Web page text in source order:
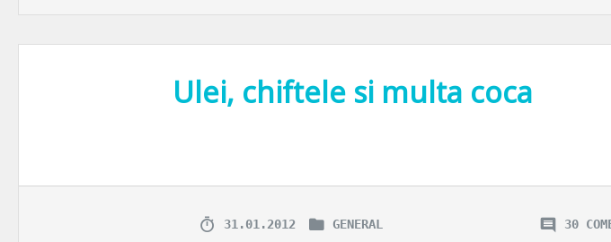
Ulei, chiftele si multa coca
Daca tot v-a povestit Vorbaretu’ din Berceni de traficul si soselele din America, eu va zic cum ni s-a
31.01.2012 GENERAL 30